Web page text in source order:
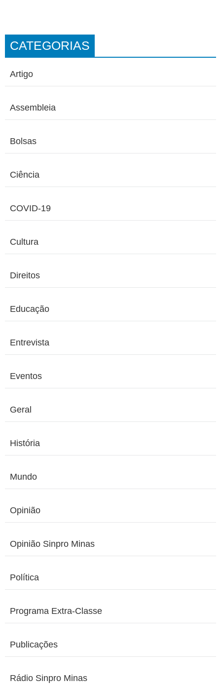
CATEGORIAS
Artigo
Assembleia
Bolsas
Ciência
COVID-19
Cultura
Direitos
Educação
Entrevista
Eventos
Geral
História
Mundo
Opinião
Opinião Sinpro Minas
Política
Programa Extra-Classe
Publicações
Rádio Sinpro Minas